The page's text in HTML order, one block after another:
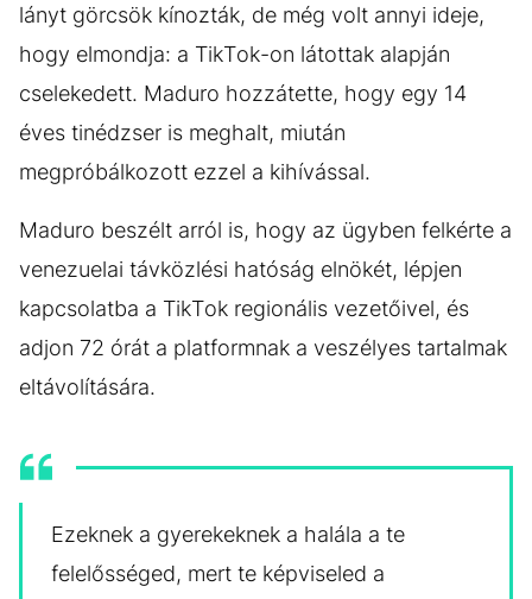
lányt görcsök kínozták, de még volt annyi ideje,
hogy elmondja: a TikTok-on látottak alapján
cselekedett. Maduro hozzátette, hogy egy 14
éves tinédzser is meghalt, miután
megpróbálkozott ezzel a kihívással.
Maduro beszélt arról is, hogy az ügyben felkérte a
venezuelai távközlési hatóság elnökét, lépjen
kapcsolatba a TikTok regionális vezetőivel, és
adjon 72 órát a platformnak a veszélyes tartalmak
eltávolítására.
Ezeknek a gyerekeknek a halála a te
felelősséged, mert te képviseled a